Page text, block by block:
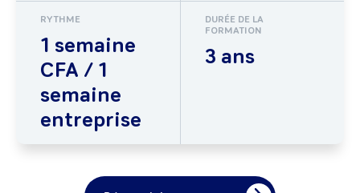
RYTHME
1 semaine
CFA / 1
semaine
entreprise
DURÉE DE LA
FORMATION
3 ans